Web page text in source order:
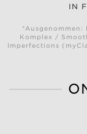
IN
Komplex /
Imperfections